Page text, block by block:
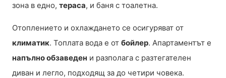
зона в едно, тераса, и баня с тоалетна.
Отоплението и охлаждането се осигуряват от
климатик. Топлата вода е от бойлер. Апартаментът е
напълно обзаведен и разполага с разтегателен
диван и легло, подходящ за до четири човека.